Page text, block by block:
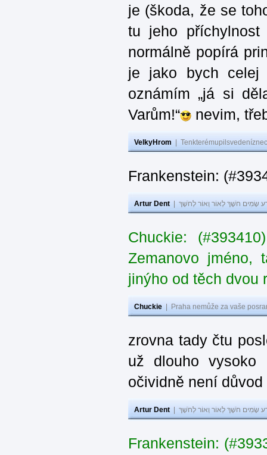
je (škoda, že se
tu jeho
normálně popírá
je jako bych celej
oznámím „já si
Varům!“
nevim,
VelkyHrom
Frankenstein:
Artur Dent שָׂמִים חֹשֶׁךְ לְאוֹר וְאוֹר לְחֹשֶׁךְ
Chuckie:
Zemanovo jméno,
jinýho od těch dvou
Chuckie Praha nemůže za vaše
zrovna tady čtu
už dlouho
očividně není
Artur Dent שָׂמִים חֹשֶׁךְ לְאוֹר וְאוֹר לְחֹשֶׁךְ
Frankenstein: